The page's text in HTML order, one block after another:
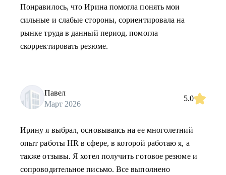
Понравилось, что Ирина помогла понять мои
сильные и слабые стороны, сориентировала на
рынке труда в данный период, помогла
скорректировать резюме.
Павел
Март 2026
5.0
Ирину я выбрал, основываясь на ее многолетний
опыт работы HR в сфере, в которой работаю я, а
также отзывы. Я хотел получить готовое резюме и
сопроводительное письмо. Все выполнено